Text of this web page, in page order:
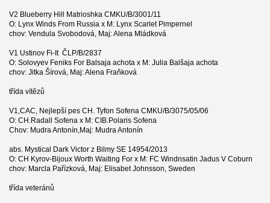
V2 Blueberry Hill Matrioshka CMKU/B/3001/11
O: Lynx Winds From Russia x M: Lynx Scarlet Pimpernel
chov: Vendula Svobodová, Maj: Alena Mládková
V1 Ustinov Fi-It ČLP/B/2837
O: Solovyev Feniks For Balsaja achota x M: Julia Balšaja achota
chov: Jitka Šírová, Maj: Alena Fraňková
třída vítězů
V1,CAC, Nejlepší pes CH. Tyfon Sofena CMKU/B/3075/05/06
O: CH.Radall Sofena x M: CIB.Polaris Sofena
Chov: Mudra Antonín,Maj: Mudra Antonín
abs. Mystical Dark Victor z Bilmy SE 14954/2013
O: CH Kyrov-Bijoux Worth Waiting For x M: FC Windnsatin Jadus V Coburn
chov: Marcla Pařízková, Maj: Elisabet Johnsson, Sweden
třída veteránů